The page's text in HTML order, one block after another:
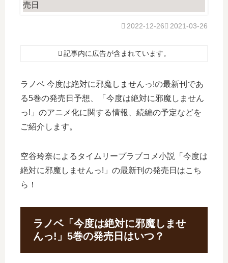
2021-03-26
2022-12-26
記事内に広告が含まれています。
ラノベ 今度は絶対に邪魔しませんっ!の最新刊であ
る5巻の発売日予想、「今度は絶対に邪魔しません
っ!」のアニメ化に関する情報、続編の予定などを
ご紹介します。
空谷玲奈によるタイムリープラブコメ小説「今度は
絶対に邪魔しませんっ!」の最新刊の発売日はこち
ら！
ラノベ「今度は絶対に邪魔しませ
んっ!」5巻の発売日はいつ？